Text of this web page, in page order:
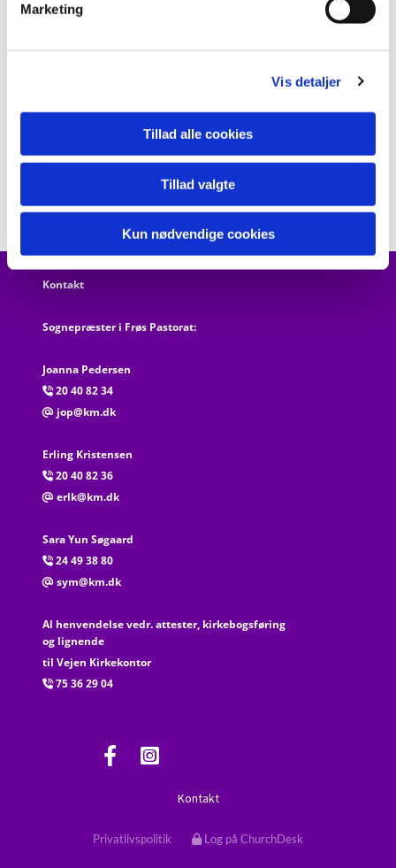
Marketing
Vis detaljer
Tillad alle cookies
Tillad valgte
Kun nødvendige cookies
Kontakt
Sognepræster i Frøs Pastorat:
Joanna Pedersen
20 40 82 34
@ jop@km.dk
Erling Kristensen
 20 40 82 36
@ erlk@km.dk
Sara Yun Søgaard
24 49 38 80
@ sym@km.dk
Al henvendelse vedr. attester, kirkebogsføring
og lignende
til Vejen Kirkekontor
75 36 29 04
Kontakt
Privatlivspolitik Log på ChurchDesk